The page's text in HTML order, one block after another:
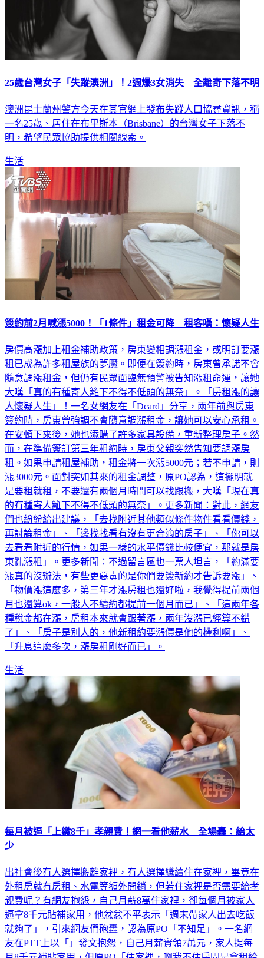
25歲台灣女子「失蹤澳洲」！2週爆3女消失 全離奇下落不明
澳洲昆士蘭州警方今天在其官網上發布失蹤人口協尋資訊，稱
一名25歲、居住在布里斯本（Brisbane）的台灣女子下落不
明，希望民眾協助提供相關線索。
生活
簽約前2月喊漲5000！「1條件」租金可降 租客嘆：懷疑人生
房價高漲加上租金補助政策，房東變相調漲租金，或明訂要漲
租已成為許多租屋族的夢魘。即便在簽約時，房東曾承諾不會
隨意調漲租金，但仍有民眾面臨無預警被告知漲租命運，讓她
大嘆「真的有種寄人籬下不得不低頭的無奈」。「房租漲的讓
人懷疑人生」！一名女網友在「Dcard」分享，兩年前與房東
簽約時，房東曾強調不會隨意調漲租金，讓她可以安心承租。
在安頓下來後，她也添購了許多家具設備，重新整理房子。然
而，在準備簽訂第三年租約時，房東父親突然告知要調漲房
租。如果申請租屋補助，租金將一次漲5000元；若不申請，則
漲3000元。面對突如其來的租金調整，原PO認為，這擺明就
是要租就租，不要還有兩個月時間可以找跟搬，大嘆「現在真
的有種寄人籬下不得不低頭的無奈」。更多新聞：對此，網友
們也紛紛給出建議，「去找附近其他類似條件物件看看價錢，
再討論租金」、「邊找找看有沒有更合適的房子」、「你可以
去看看附近的行情，如果一樣的水平價錢比較便宜，那就是房
東亂漲租」。更多新聞：不過留言區也一票人坦言，「約滿要
漲真的沒辦法，有些更惡毒的是你們要簽新約才告訴要漲」、
「物價漲這麼多，第三年才漲房租也還好啦，我覺得提前兩個
月也還算ok，一般人不續約都提前一個月而已」、「這兩年各
種稅金都在漲，房租本來就會跟著漲，兩年沒漲已經算不錯
了」、「房子是別人的，他新租約要漲價是他的權利啊」、
「升息這麼多次，漲房租剛好而已」。
生活
每月被逼「上繳8千」孝親費！網一看他薪水 全場轟：給太
少
出社會後有人選擇搬離家裡，有人選擇繼續住在家裡，畢竟在
外租房就有房租、水電等額外開銷，但若住家裡是否需要給孝
親費呢？有網友抱怨，自己月薪8萬住家裡，卻每個月被家人
逼拿8千元貼補家用，他忿忿不平表示「週末帶家人出去吃飯
就夠了」，引來網友們砲轟，認為原PO「不知足」。一名網
友在PTT上以「」發文抱怨，自己月薪實領7萬元，家人提每